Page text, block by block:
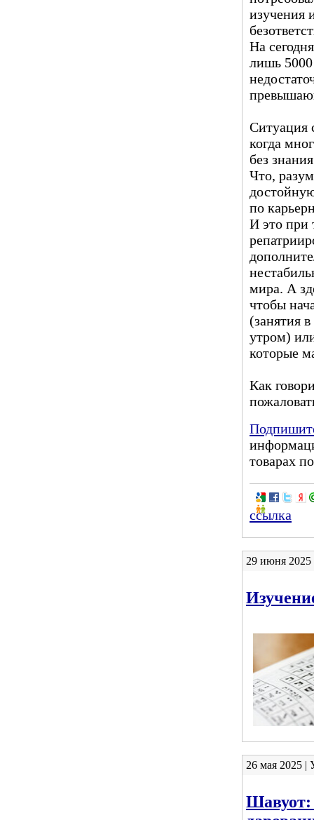
изучения
На
лишь 5000
Ситуация
когда
без
Что,
по
И это при
мира. А
чтобы
(занятия
утром)
которые
Как
товарах
ссылка
29 июня
26 мая 2025 |
Шавуот: